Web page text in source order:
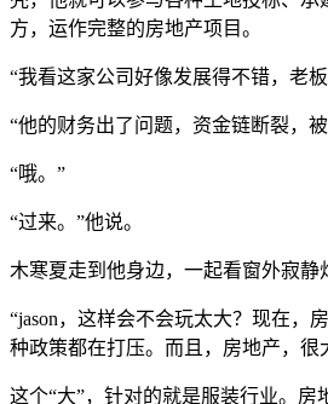
方，运作完整的房地产项目。
“我看这家公司好像发展得不错，老
“他的财务出了问题，资金链断裂，
“哦。”
“过来。”他说。
木寒夏走到他身边，一起看窗外寂静
“jason，这样会不会玩太大？现在，
种政策都在打压。而且，房地产，很
这个“大”，针对的就是服装行业。房